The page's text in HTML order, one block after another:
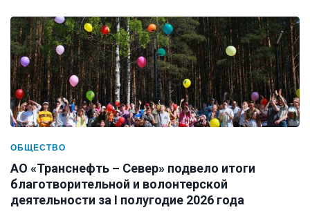
ОБЩЕСТВО
АО «Транснефть – Север» подвело итоги
благотворительной и волонтерской
деятельности за I полугодие 2026 года